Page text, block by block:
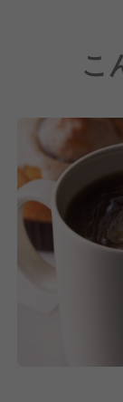
料理は、どこ
洋食メニュー
お酒やスイー
これからも
せ"を、世界中
そこで現在は
て、中途社員
こ